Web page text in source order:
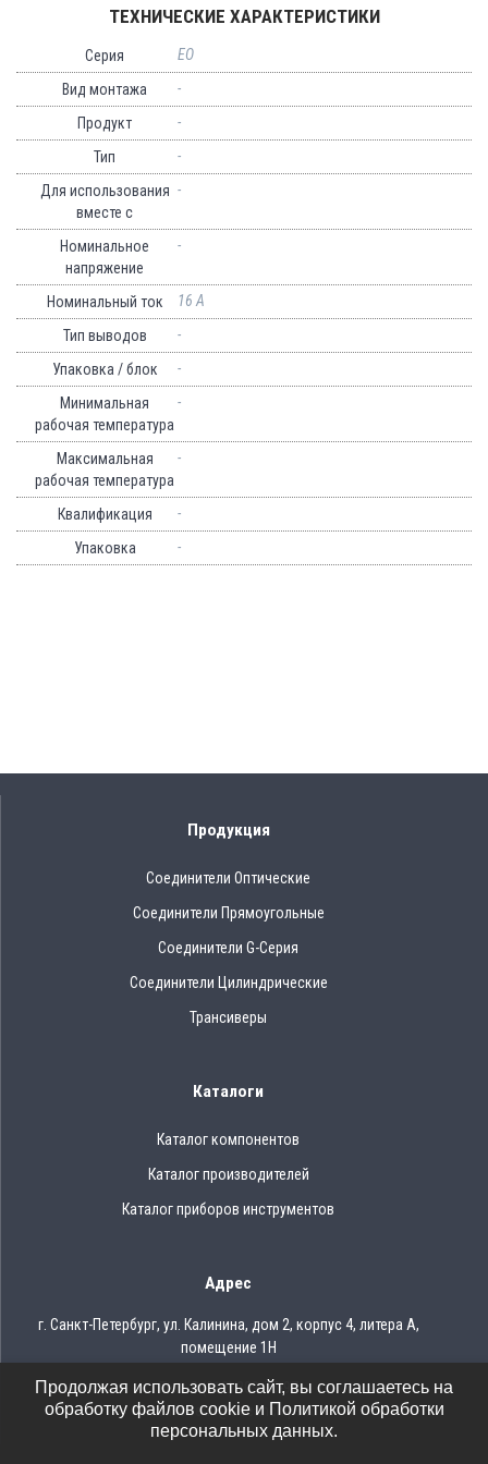
ТЕХНИЧЕСКИЕ ХАРАКТЕРИСТИКИ
Серия
EO
Вид монтажа
-
Продукт
-
Тип
-
Для использования
вместе с
-
Номинальное
напряжение
-
Номинальный ток
16 A
Тип выводов
-
Упаковка / блок
-
Минимальная
рабочая температура
-
Максимальная
рабочая температура
-
Квалификация
-
Упаковка
-
Продукция
Соединители Оптические
Соединители Прямоугольные
Соединители G-Серия
Соединители Цилиндрические
Трансиверы
Каталоги
Каталог компонентов
Каталог производителей
Каталог приборов инструментов
Адрес
г. Санкт-Петербург, ул. Калинина, дом 2, корпус 4, литера А,
помещение 1Н
Тел.: 8 (812) 309-75-97
Email: ocean@oceanchips.ru
Продолжая использовать сайт, вы соглашаетесь на
обработку файлов cookie и Политикой обработки
персональных данных.